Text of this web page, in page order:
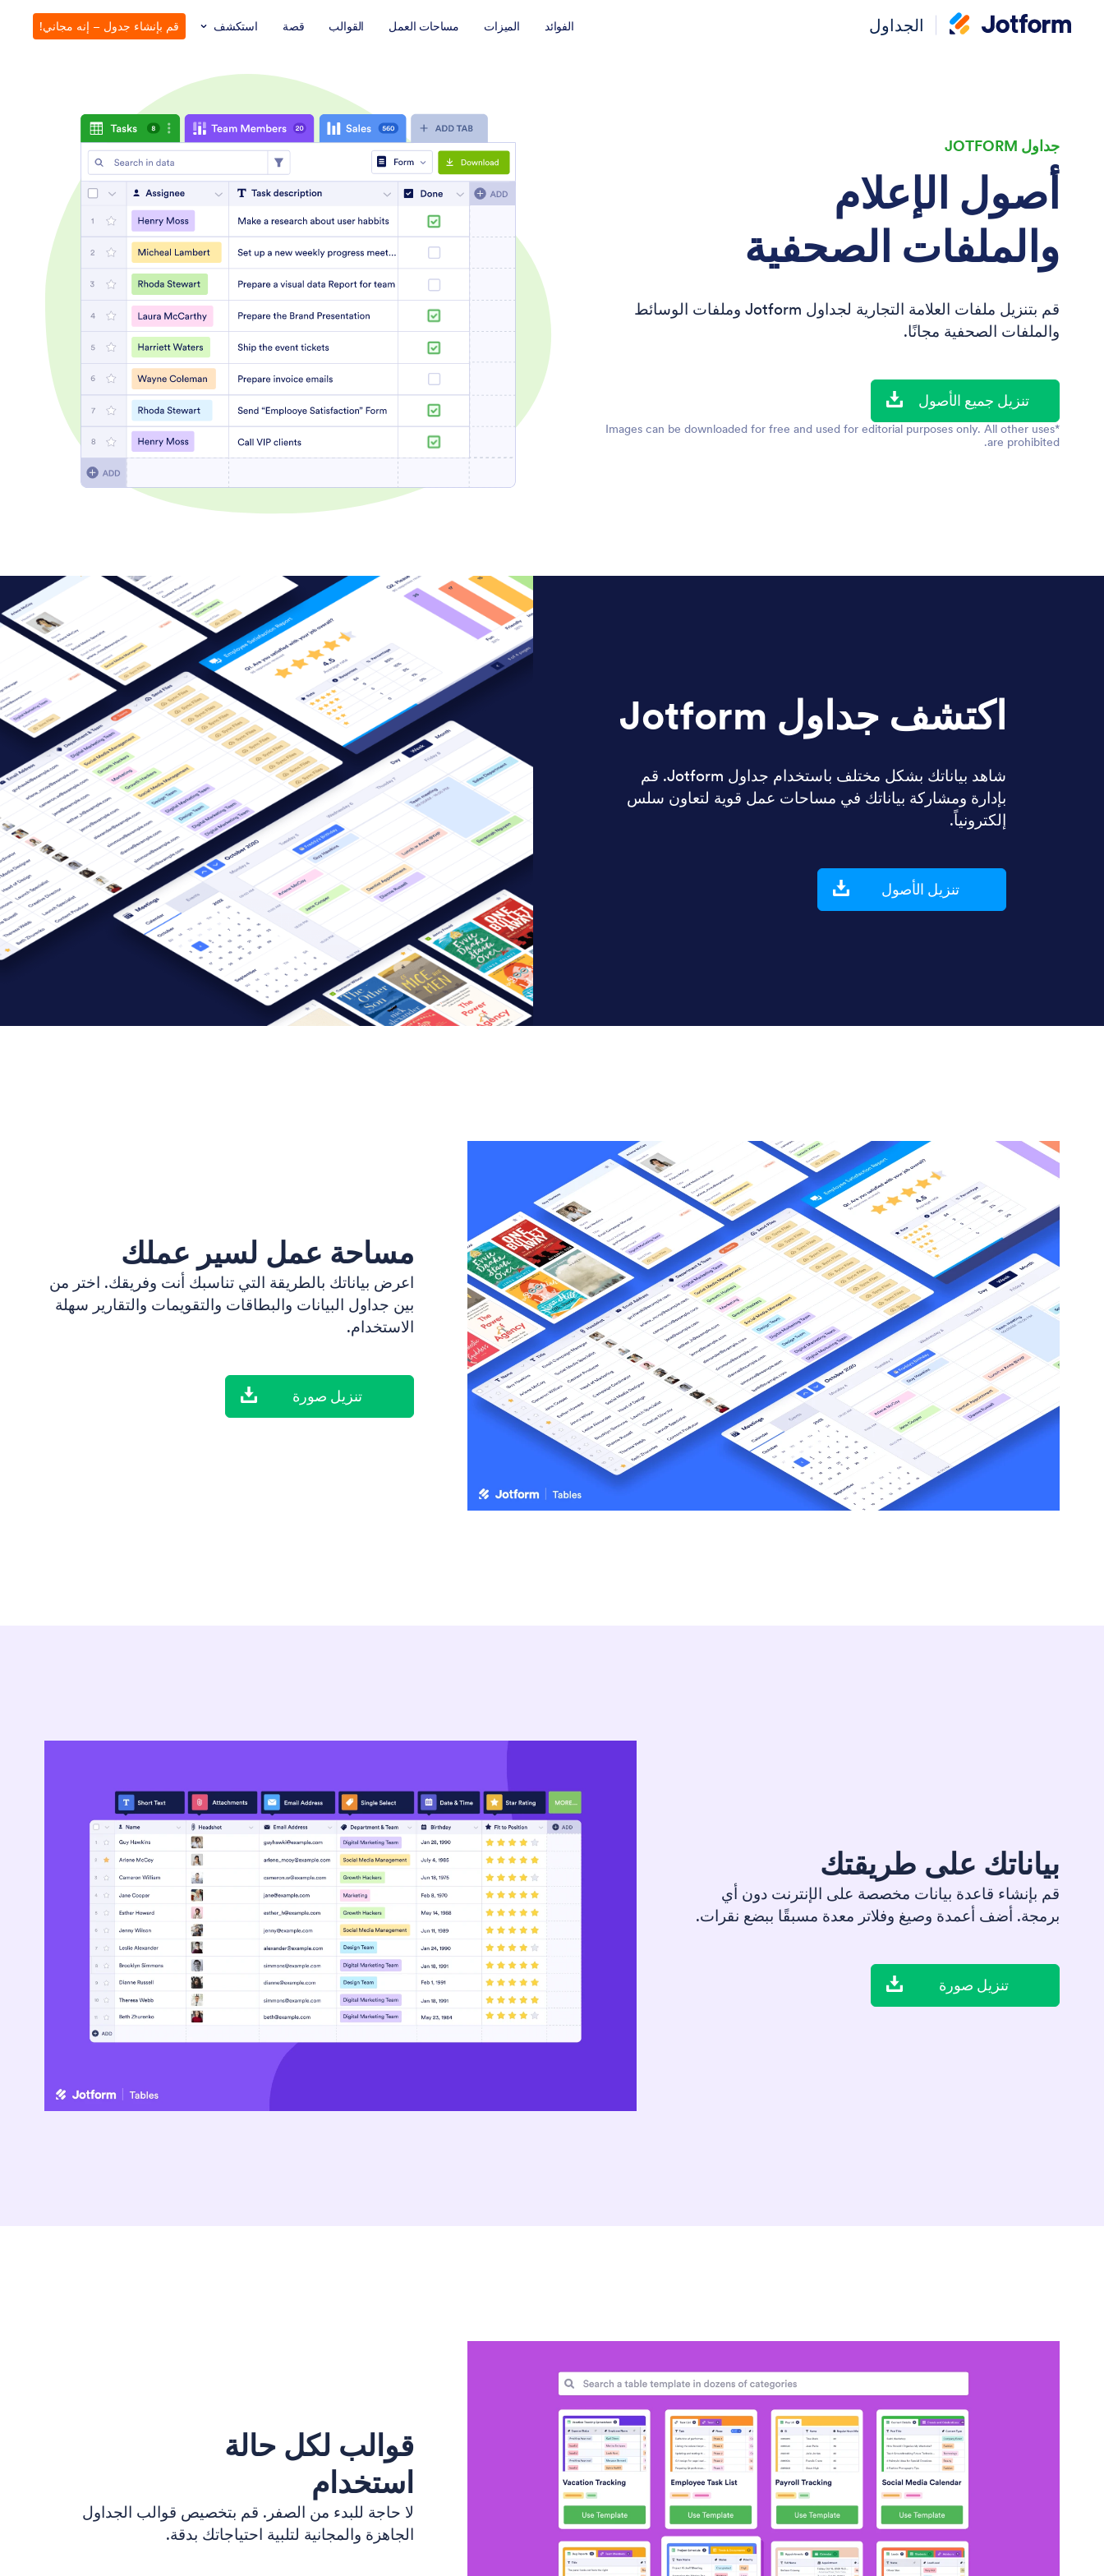
الجداول الفوائد الميزات مساحات العمل القوالب قصة استكشف قم بإنشاء جدول – إنه مجاني!
جداول JOTFORM
أصول الإعلام
والملفات الصحفية
قم بتنزيل ملفات العلامة التجارية لجداول Jotform وملفات الوسائط
والملفات الصحفية مجانًا.
تنزيل جميع الأصول
*Images can be downloaded for free and used for editorial purposes only. All other uses
are prohibited.
اكتشف جداول Jotform
شاهد بياناتك بشكل مختلف باستخدام جداول Jotform. قم
بإدارة ومشاركة بياناتك في مساحات عمل قوية لتعاون سلس
إلكترونياً.
تنزيل الأصول
مساحة عمل لسير عملك
اعرض بياناتك بالطريقة التي تناسبك أنت وفريقك. اختر من
بين جداول البيانات والبطاقات والتقويمات والتقارير سهلة
الاستخدام.
تنزيل صورة
بياناتك على طريقتك
قم بإنشاء قاعدة بيانات مخصصة على الإنترنت دون أي
برمجة. أضف أعمدة وصيغ وفلاتر معدة مسبقًا ببضع نقرات.
تنزيل صورة
قوالب لكل حالة
استخدام
لا حاجة للبدء من الصفر. قم بتخصيص قوالب الجداول
الجاهزة والمجانية لتلبية احتياجاتك بدقة.